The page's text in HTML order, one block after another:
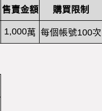
售賣金額 購買限制
1,000萬 每個帳號100次